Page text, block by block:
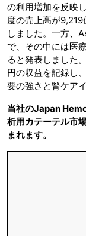
の利用増加を反映
度の売上高が
しました。一方、
で、その中には医
ると発表しました
円の収益を記録し
要の強さと腎ケア
当社のJapan
析用カテーテル市
まれます。